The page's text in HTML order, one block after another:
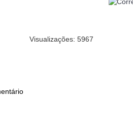
Visualizações: 5967